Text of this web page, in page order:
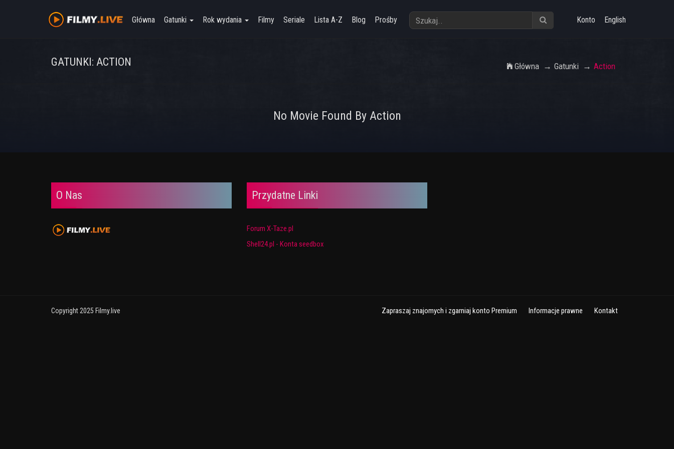
Główna Gatunki Rok wydania Filmy Seriale Lista A-Z Blog Prośby Konto English
GATUNKI: ACTION Główna Gatunki Action
No Movie Found By Action
O Nas Przydatne Linki
Forum X-Taze.pl
Shell24.pl - Konta seedbox
Copyright 2025 Filmy.live Zapraszaj znajomych i zgarniaj konto Premium Informacje prawne Kontakt